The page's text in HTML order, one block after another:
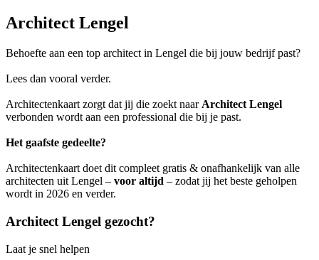
Architect Lengel
Behoefte aan een top architect in Lengel die bij jouw bedrijf past?
Lees dan vooral verder.
Architectenkaart zorgt dat jij die zoekt naar Architect Lengel
verbonden wordt aan een professional die bij je past.
Het gaafste gedeelte?
Architectenkaart doet dit compleet gratis & onafhankelijk van alle
architecten uit Lengel – voor altijd – zodat jij het beste geholpen
wordt in 2026 en verder.
Architect Lengel gezocht?
Laat je snel helpen